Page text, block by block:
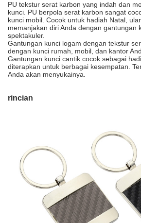
PU tekstur serat karbon yang indah dan
kunci. PU berpola serat karbon sangat
kunci mobil. Cocok untuk hadiah Natal,
memanjakan diri Anda dengan gantungan
spektakuler.
Gantungan kunci logam dengan tekstur
dengan kunci rumah, mobil, dan kantor
Gantungan kunci cantik cocok sebagai
diterapkan untuk berbagai kesempatan.
Anda akan menyukainya.
rincian